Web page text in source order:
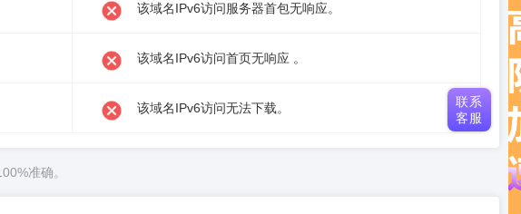
该域名IPv6访问服务器首包无响应。
该域名IPv6访问首页无响应 。
该域名IPv6访问无法下载。
准确。
联系
客服